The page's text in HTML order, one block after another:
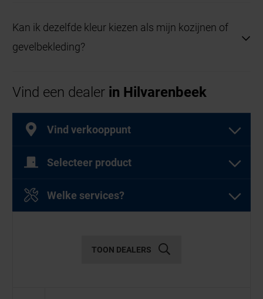
vergen nauwelijks onderhoud.
Kan ik dezelfde kleur kiezen als mijn kozijnen of
gevelbekleding?
beschikbaar voor afstemming met uw woning.
Vind een dealer in Hilvarenbeek
Vind verkooppunt
Selecteer product
Welke services?
DienstenTOON DEALERS